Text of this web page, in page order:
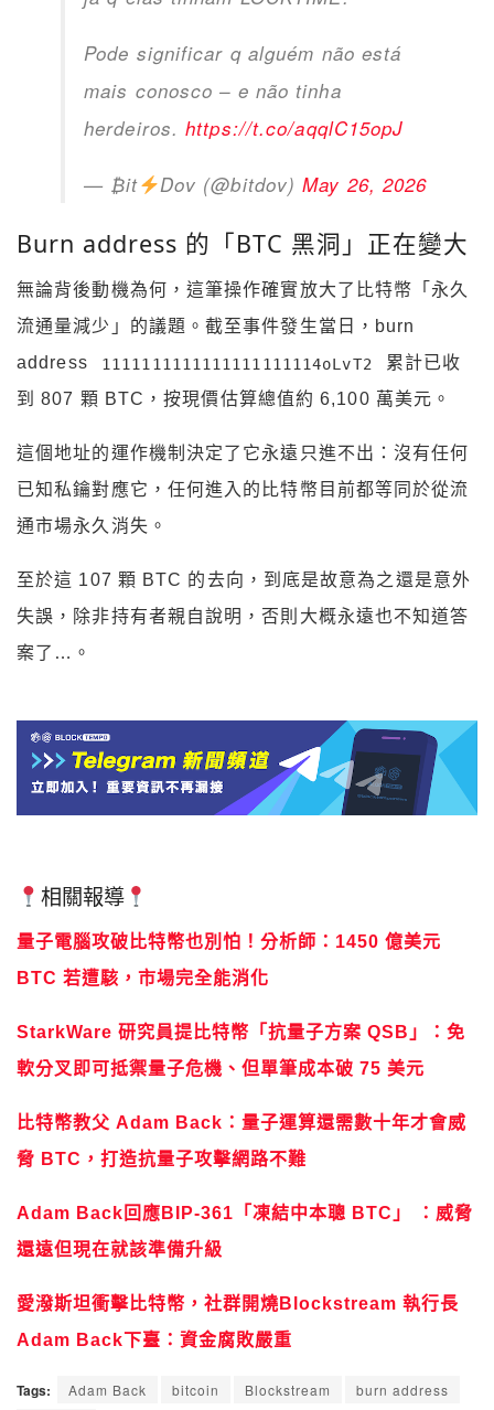
Pode significar q alguém não está
mais conosco – e não tinha
herdeiros.https://t.co/aqqlC15opJ
— ₿it Dov (@bitdov)May 26, 2026
Burn address 的「BTC 黑洞」正在變大
無論背後動機為何，這筆操作確實放大了比特幣「永久
流通量減少」的議題。截至事件發生當日，burn
address
1111111111111111111114oLvT2
累計已收
到 807 顆 BTC，按現價估算總值約 6,100 萬美元。
這個地址的運作機制決定了它永遠只進不出：沒有任何
已知私鑰對應它，任何進入的比特幣目前都等同於從流
通市場永久消失。
至於這 107 顆 BTC 的去向，到底是故意為之還是意外
失誤，除非持有者親自說明，否則大概永遠也不知道答
案了…。
相關報導
量子電腦攻破比特幣也別怕！分析師：1450 億美元
BTC 若遭駭，市場完全能消化
StarkWare 研究員提比特幣「抗量子方案 QSB」：免
軟分叉即可抵禦量子危機、但單筆成本破 75 美元
比特幣教父 Adam Back：量子運算還需數十年才會威
脅 BTC，打造抗量子攻擊網路不難
Adam Back回應BIP-361「凍結中本聰 BTC」 ：威脅
還遠但現在就該準備升級
愛潑斯坦衝擊比特幣，社群開燒Blockstream 執行長
Adam Back下臺：資金腐敗嚴重
Tags: Adam Back bitcoin Blockstream
burn address